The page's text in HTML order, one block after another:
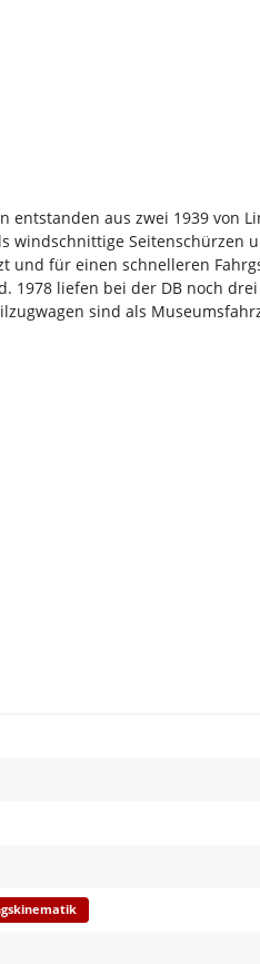
entstanden aus zwei 1939 von
Seitenschürzen
für einen schnelleren
liefen bei der DB noch
sind als